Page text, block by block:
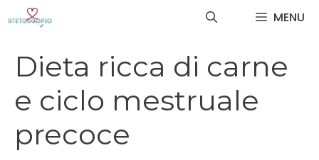
MENU
Dieta ricca di carne
e ciclo mestruale
precoce